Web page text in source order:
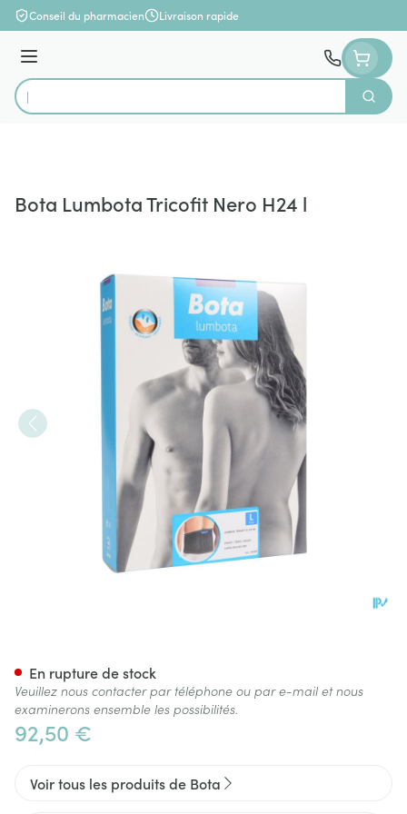
Aller au contenu
Conseil du pharmacien Livraison rapide
Menu
Rechercher
Bota Lumbota Tricofit Nero H24 l
92,50 €
En rupture de stock
Veuillez nous contacter par téléphone ou par e-mail et nous
examinerons ensemble les possibilités.
Voir tous les produits de Bota